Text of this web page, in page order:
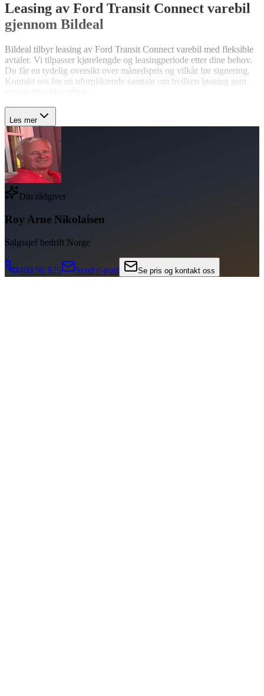
Leasing av Ford Transit Connect varebil
gjennom Bildeal
Bildeal tilbyr leasing av Ford Transit Connect varebil med fleksible
avtaler. Vi tilpasser kjørelengde og leasingperiode etter dine behov.
Du får en tydelig oversikt over månedspris og vilkår før signering.
Kontakt oss for en uforpliktende samtale om hvilken løsning som
Les mer
Din rådgiver
Roy Arne Nikolaisen
Salgssjef bedrift Norge
400 96 825 Send e-post Se pris og kontakt oss